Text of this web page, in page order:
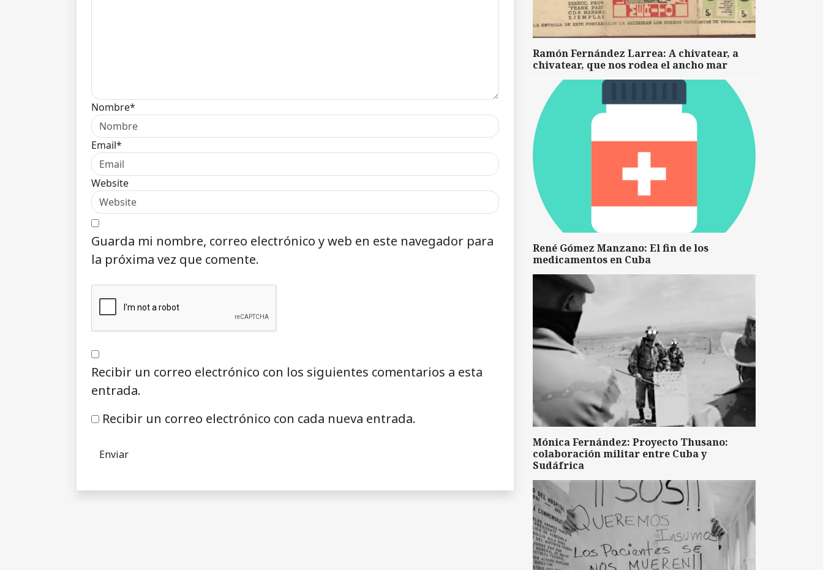
Nombre*
Email*
Website
Guarda mi nombre, correo electrónico y web en este navegador para
la próxima vez que comente.
Recibir un correo electrónico con los siguientes comentarios a esta
entrada.
Recibir un correo electrónico con cada nueva entrada.
Ramón Fernández Larrea: A chivatear, a
chivatear, que nos rodea el ancho mar
René Gómez Manzano: El fin de los
medicamentos en Cuba
Mónica Fernández: Proyecto Thusano:
colaboración militar entre Cuba y
Sudáfrica